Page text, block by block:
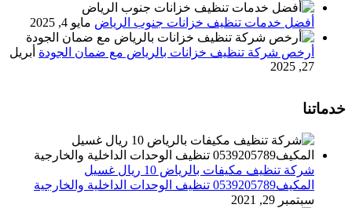
أفضل خدمات تنظيف خزانات جنوب الرياض مايو 4, 2025
أرخص شركة تنظيف خزانات بالرياض مع ضمان الجودة أبريل
27, 2025
خدماتنا
شركة تنظيف مكيفات بالرياض 10 ريال غسيل
المكيف0539205789 تنظيف الوحدات الداخلية والخارجية
سبتمبر 29, 2021